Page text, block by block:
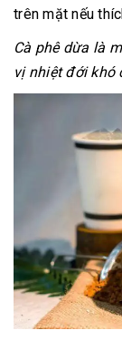
trên mặt nếu
Cà phê dừa là
vị nhiệt đới khó